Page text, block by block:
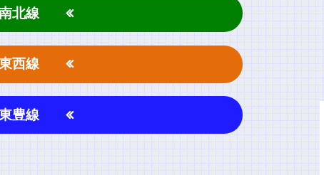
北線
西線
豊線